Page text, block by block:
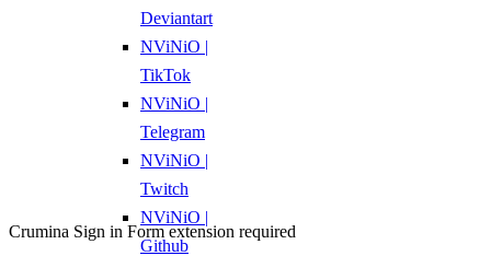
Crumina Sign in Form extension required
Deviantart
NViNiO |
TikTok
NViNiO |
Telegram
NViNiO |
Twitch
NViNiO |
Github